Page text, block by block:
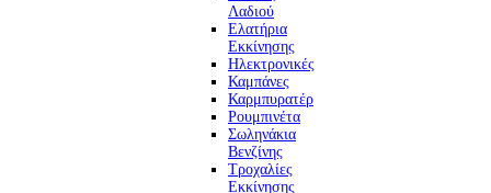
Λαδιού
Ελατήρια
Εκκίνησης
Ηλεκτρονικές
Καμπάνες
Καρμπυρατέρ
Ρουμπινέτα
Σωληνάκια
Βενζίνης
Τροχαλίες
Εκκίνησης